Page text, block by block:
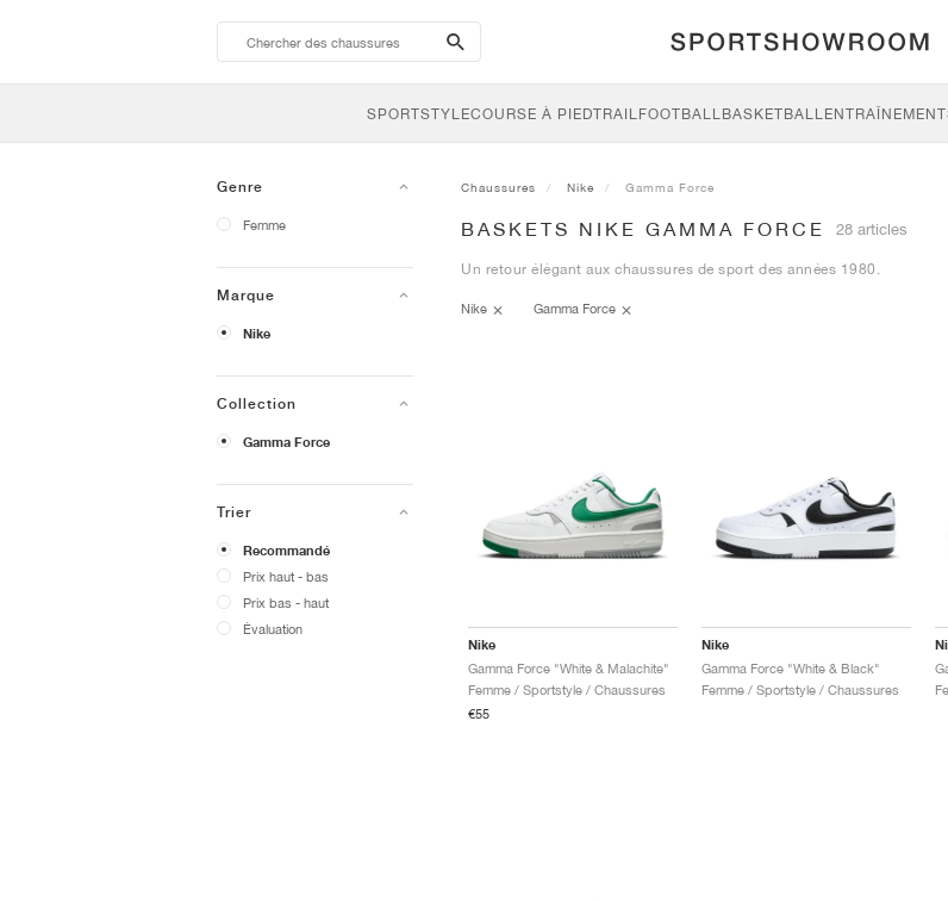
search-
btn
SPORTSTYLECOURSE À PIEDTRAILFOOTBALLBASKETBALLENTRAÎNEMENT
Genre
Femme
Marque
Nike
Collection
Gamma Force
Trier
Recommandé
Prix ​​haut - bas
Prix ​​bas - haut
Évaluation
Chaussures Nike Gamma Force
BASKETS NIKE GAMMA FORCE 28 articles
Un retour élégant aux chaussures de sport des années 1980.
Nike Gamma Force
Nike
Gamma Force "White & Malachite"
Femme / Sportstyle / Chaussures
€55
Nike
Gamma Force "White & Black"
Femme / Sportstyle / Chaussures